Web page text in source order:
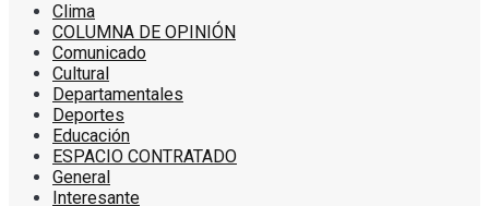
Clima
COLUMNA DE OPINIÓN
Comunicado
Cultural
Departamentales
Deportes
Educación
ESPACIO CONTRATADO
General
Interesante